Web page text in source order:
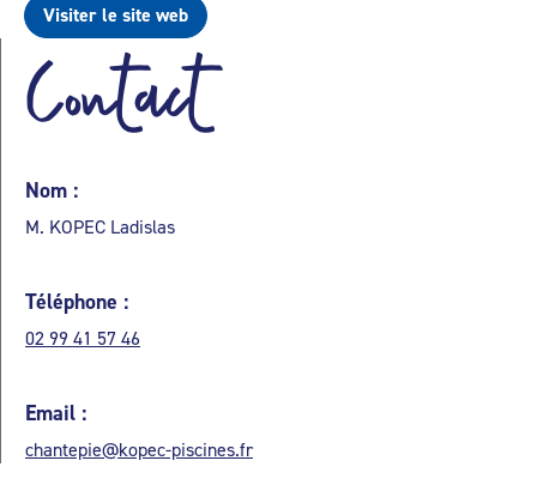
Visiter le site web
Contact
Nom :
M. KOPEC Ladislas
Téléphone :
02 99 41 57 46
Email :
chantepie@kopec-piscines.fr